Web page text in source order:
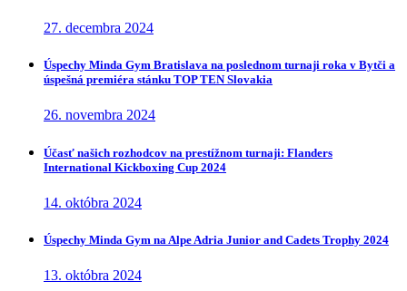
27. decembra 2024
Úspechy Minda Gym Bratislava na poslednom turnaji roka v Bytči a
úspešná premiéra stánku TOP TEN Slovakia
26. novembra 2024
Účasť našich rozhodcov na prestížnom turnaji: Flanders
International Kickboxing Cup 2024
14. októbra 2024
Úspechy Minda Gym na Alpe Adria Junior and Cadets Trophy 2024
13. októbra 2024